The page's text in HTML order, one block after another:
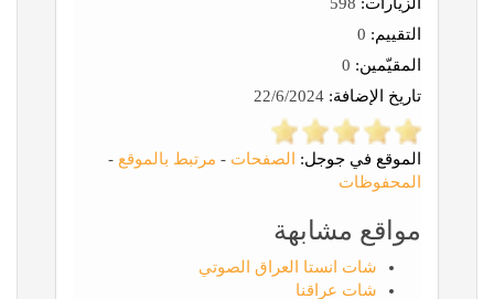
التقييم:
المقيّمين:
تاريخ الإضافة:
الموقع في جوجل: الصفحات - مرتبط بالموقع -
المحفوظات
مواقع مشابهة
شات انستا العراق الصوتي
شات عراقنا